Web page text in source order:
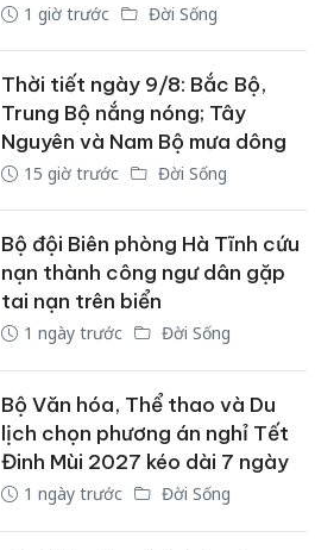
1 giờ trước Đời Sống
Thời tiết ngày 9/8: Bắc Bộ,
Trung Bộ nắng nóng; Tây
Nguyên và Nam Bộ mưa dông
15 giờ trước Đời Sống
Bộ đội Biên phòng Hà Tĩnh cứu
nạn thành công ngư dân gặp
tai nạn trên biển
1 ngày trước Đời Sống
Bộ Văn hóa, Thể thao và Du
lịch chọn phương án nghỉ Tết
Đinh Mùi 2027 kéo dài 7 ngày
1 ngày trước Đời Sống